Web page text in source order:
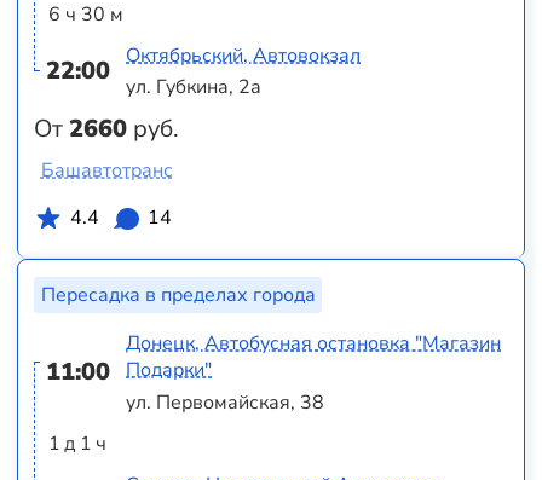
6 ч 30 м
22:00
От2660 руб.
Октябрьский, Автовокзал
ул. Губкина, 2а
Башавтотранс
4.4
14
Пересадка в пределах города
11:00
1 д 1 ч
Донецк, Автобусная остановка "Магазин
Подарки"
ул. Первомайская, 38